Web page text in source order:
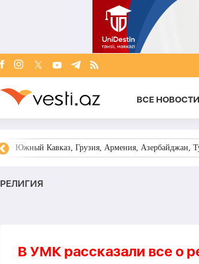
ВСЕ НОВОСТИ
Южный Кавказ, Грузия, Армения, Азербайджан,
РЕЛИГИЯ
В УМК рассказали все о